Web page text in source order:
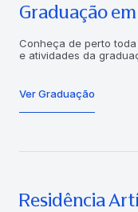
Graduação
Conheça de perto
e atividades da
Ver Graduação
Residência